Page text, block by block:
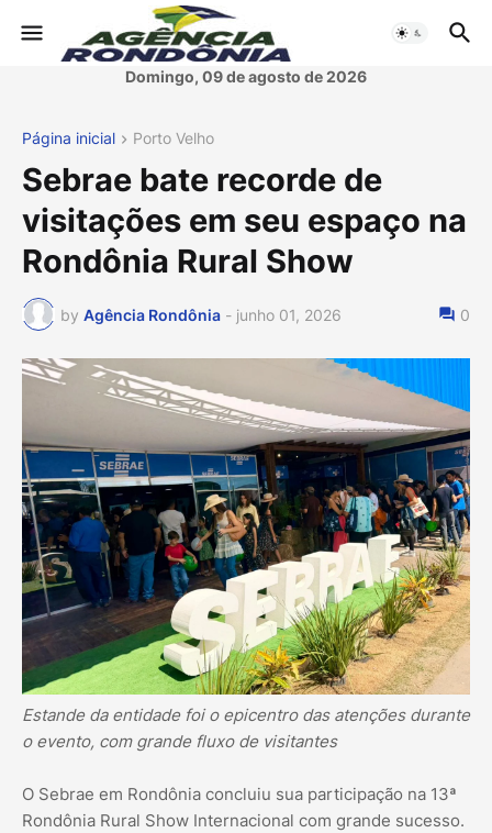
Domingo, 09 de agosto de 2026
Página inicial Porto Velho
Sebrae bate recorde de
visitações em seu espaço na
Rondônia Rural Show
by Agência Rondônia - junho 01, 2026 0
Estande da entidade foi o epicentro das atenções durante
o evento, com grande fluxo de visitantes
O Sebrae em Rondônia concluiu sua participação na 13ª
Rondônia Rural Show Internacional com grande sucesso.